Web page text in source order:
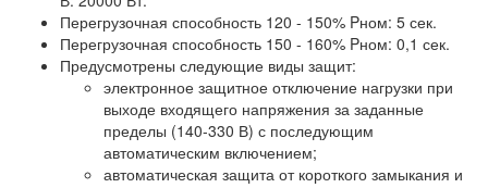
Перегрузочная способность 120 - 150% Pном: 5 сек.
Перегрузочная способность 150 - 160% Pном: 0,1 сек.
Предусмотрены следующие виды защит:
электронное защитное отключение нагрузки при
выходе входящего напряжения за заданные
пределы (140-330 В) с последующим
автоматическим включением;
автоматическая защита от короткого замыкания и